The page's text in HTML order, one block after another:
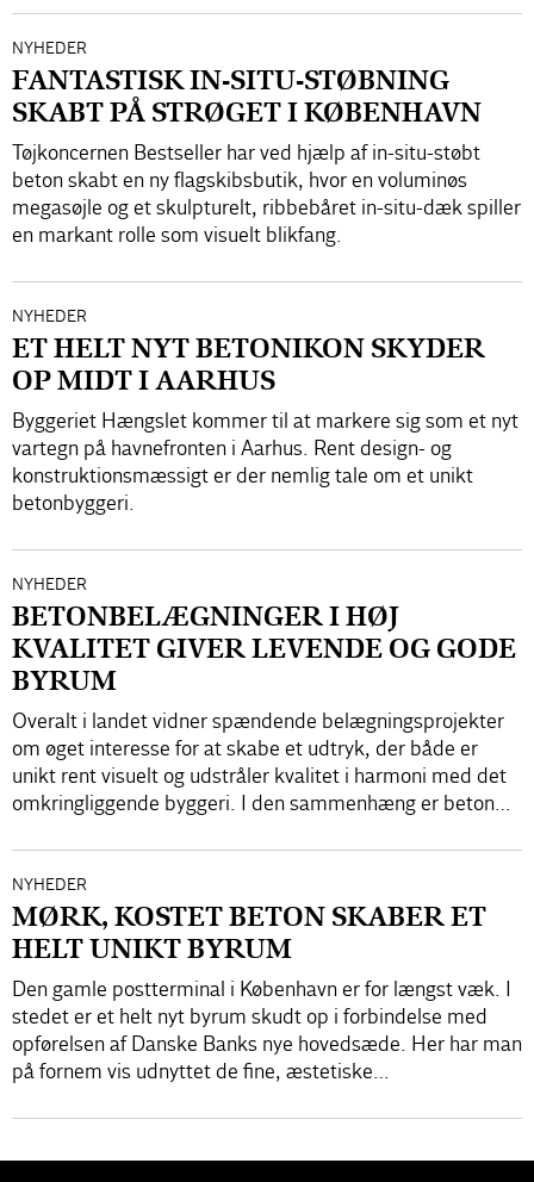
NYHEDER
FANTASTISK IN-SITU-STØBNING
SKABT PÅ STRØGET I KØBENHAVN
Tøjkoncernen Bestseller har ved hjælp af in-situ-støbt
beton skabt en ny flagskibsbutik, hvor en voluminøs
megasøjle og et skulpturelt, ribbebåret in-situ-dæk spiller
en markant rolle som visuelt blikfang.
NYHEDER
ET HELT NYT BETONIKON SKYDER
OP MIDT I AARHUS
Byggeriet Hængslet kommer til at markere sig som et nyt
vartegn på havnefronten i Aarhus. Rent design- og
konstruktionsmæssigt er der nemlig tale om et unikt
betonbyggeri.
NYHEDER
BETONBELÆGNINGER I HØJ
KVALITET GIVER LEVENDE OG GODE
BYRUM
Overalt i landet vidner spændende belægningsprojekter
om øget interesse for at skabe et udtryk, der både er
unikt rent visuelt og udstråler kvalitet i harmoni med det
omkringliggende byggeri. I den sammenhæng er beton…
NYHEDER
MØRK, KOSTET BETON SKABER ET
HELT UNIKT BYRUM
Den gamle postterminal i København er for længst væk. I
stedet er et helt nyt byrum skudt op i forbindelse med
opførelsen af Danske Banks nye hovedsæde. Her har man
på fornem vis udnyttet de fine, æstetiske…